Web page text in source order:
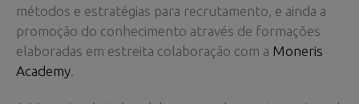
métodos e estratégias para recrutamento, e ainda a
promoção do conhecimento através de formações
elaboradas em estreita colaboração com a Moneris
Academy.